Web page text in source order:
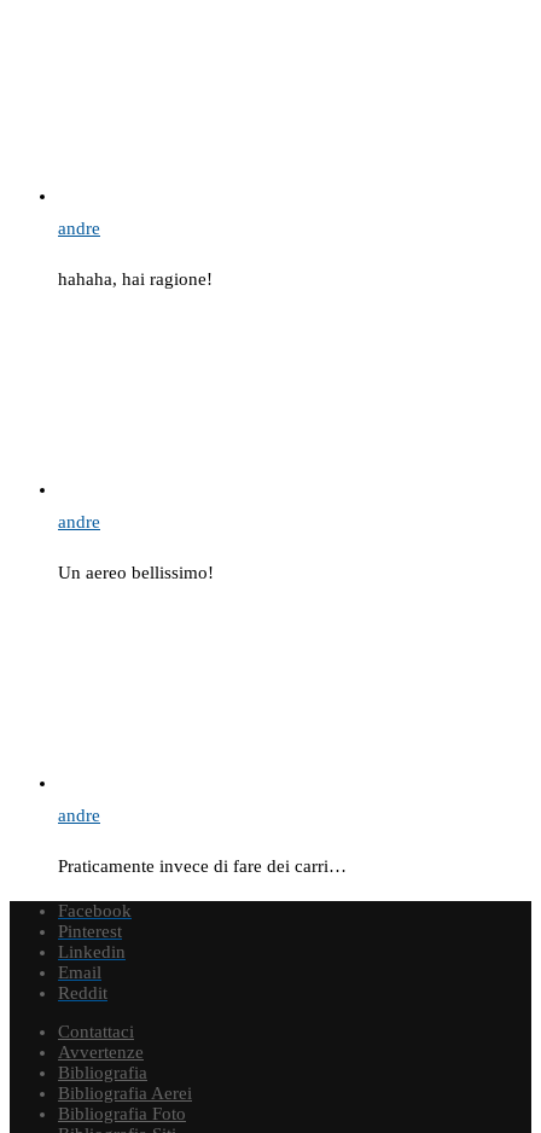
andre
hahaha, hai ragione!
andre
Un aereo bellissimo!
andre
Praticamente invece di fare dei carri…
Facebook
Pinterest
Linkedin
Email
Reddit
Contattaci
Avvertenze
Bibliografia
Bibliografia Aerei
Bibliografia Foto